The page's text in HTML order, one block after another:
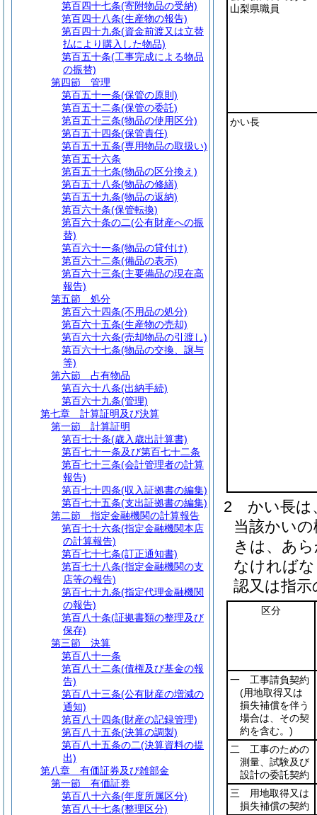
山梨県職員
かい長
2
かい長は
当該かい
きは、あ
なければ
認又は指
区分
一 工事請負契約
(用地取得又は
損失補償を伴う
場合は、その契
約を含む。)
二 工事のための
測量、試験及び
設計の委託契約
三 用地取得又は
損失補償の契約
第百四十七条(寄附物品の受納)
第百四十八条(生産物の報告)
第百四十九条(資金前渡又は立替
払により購入した物品)
第百五十条(工事完成による物品
の振替)
第四節
管理
第百五十一条(保管の原則)
第百五十二条(保管の委託)
第百五十三条(物品の使用区分)
第百五十四条(保管責任)
第百五十五条(専用物品の取扱い)
第百五十六条
第百五十七条(物品の区分換え)
第百五十八条(物品の修繕)
第百五十九条(物品の返納)
第百六十条(保管転換)
第百六十条の二(公有財産への振
替)
第百六十一条(物品の貸付け)
第百六十二条(備品の表示)
第百六十三条(主要備品の現在高
報告)
第五節
処分
第百六十四条(不用品の処分)
第百六十五条(生産物の売却)
第百六十六条(売却物品の引渡し)
第百六十七条(物品の交換、譲与
等)
第六節
占有物品
第百六十八条(出納手続)
第百六十九条(管理)
第七章
計算証明及び決算
第一節
計算証明
第百七十条(歳入歳出計算書)
第百七十一条及び第百七十二条
第百七十三条(会計管理者の計算
報告)
第百七十四条(収入証拠書の編集)
第百七十五条(支出証拠書の編集)
第二節
指定金融機関の計算報告
第百七十六条(指定金融機関本店
の計算報告)
第百七十七条(訂正通知書)
第百七十八条(指定金融機関の支
店等の報告)
第百七十九条(指定代理金融機関
の報告)
第百八十条(証拠書類の整理及び
保存)
第三節
決算
第百八十一条
第百八十二条(債権及び基金の報
告)
第百八十三条(公有財産の増減の
通知)
第百八十四条(財産の記録管理)
第百八十五条(決算の調製)
第百八十五条の二(決算資料の提
出)
第八章
有価証券及び雑部金
第一節
有価証券
第百八十六条(年度所属区分)
第百八十七条(整理区分)